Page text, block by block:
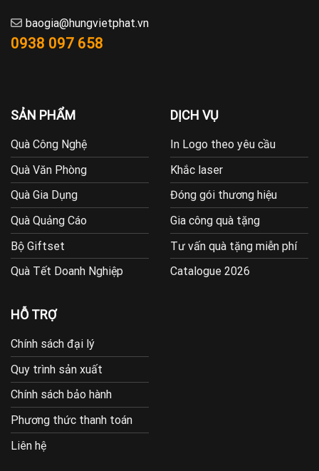
baogia@hungvietphat.vn
0938 097 658
SẢN PHẨM
Quà Công Nghệ
Quà Văn Phòng
Quà Gia Dụng
Quà Quảng Cáo
Bộ Giftset
Quà Tết Doanh Nghiệp
DỊCH VỤ
In Logo theo yêu cầu
Khắc laser
Đóng gói thương hiệu
Gia công quà tặng
Tư vấn quà tặng miễn phí
Catalogue 2026
HỖ TRỢ
Chính sách đại lý
Quy trình sản xuất
Chính sách bảo hành
Phương thức thanh toán
Liên hệ